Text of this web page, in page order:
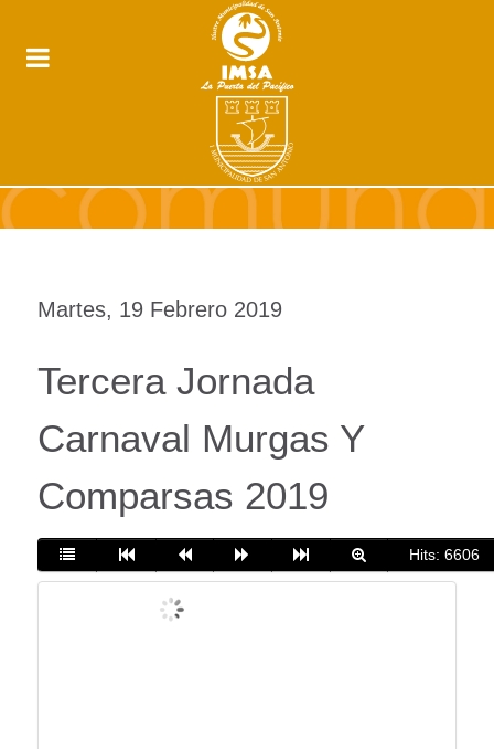
Martes, 19 Febrero 2019
Tercera Jornada
Carnaval Murgas Y
Comparsas 2019
Hits: 6606